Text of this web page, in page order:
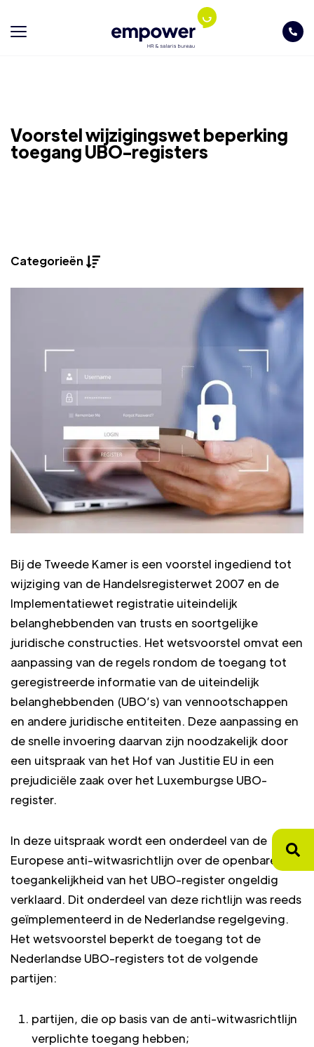
Voorstel wijzigingswet beperking
toegang UBO-registers
Categorieën
Bij de Tweede Kamer is een voorstel ingediend tot
wijziging van de Handelsregisterwet 2007 en de
Implementatiewet registratie uiteindelijk
belanghebbenden van trusts en soortgelijke
juridische constructies. Het wetsvoorstel omvat een
aanpassing van de regels rondom de toegang tot
geregistreerde informatie van de uiteindelijk
belanghebbenden (UBO’s) van vennootschappen
en andere juridische entiteiten. Deze aanpassing en
de snelle invoering daarvan zijn noodzakelijk door
een uitspraak van het Hof van Justitie EU in een
prejudiciële zaak over het Luxemburgse UBO-
register.
In deze uitspraak wordt een onderdeel van de
Europese anti-witwasrichtlijn over de openbare
toegankelijkheid van het UBO-register ongeldig
verklaard. Dit onderdeel van deze richtlijn was reeds
geïmplementeerd in de Nederlandse regelgeving.
Het wetsvoorstel beperkt de toegang tot de
Nederlandse UBO-registers tot de volgende
partijen:
partijen, die op basis van de anti-witwasrichtlijn
verplichte toegang hebben;